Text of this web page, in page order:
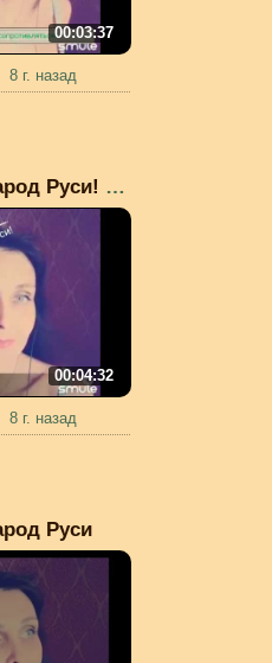
00:03:37
8 г. назад
Единый народ Руси! (с с...
00:04:32
8 г. назад
Руси